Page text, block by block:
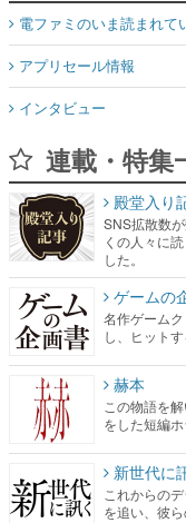
電ファミのいま読まれて
アプリセール情報
インタビュー
連載・特集
殿堂入り
SNS拡散数
くの人々に
した。
ゲームの
名作ゲーム
し、ヒット
赫本
この物語を
をした短編ホ
新世代に
これからの
を追い、彼